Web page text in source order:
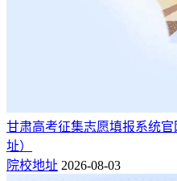
甘肃高考征集志愿填报系统
址）
院校地址 2026-08-03